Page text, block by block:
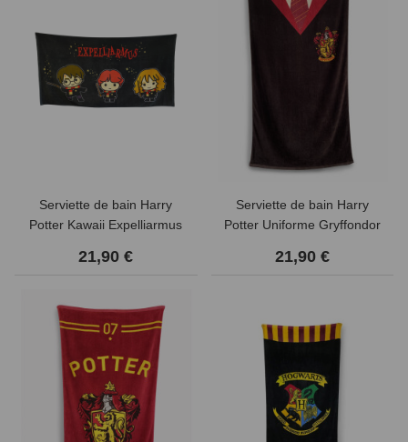
Serviette de bain Harry
Potter Kawaii Expelliarmus
21,90 €
Serviette de bain Harry
Potter Uniforme Gryffondor
21,90 €